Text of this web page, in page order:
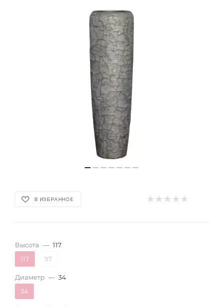
В ИЗБРАННОЕ
Высота — 117
117
97
Диаметр — 34
34